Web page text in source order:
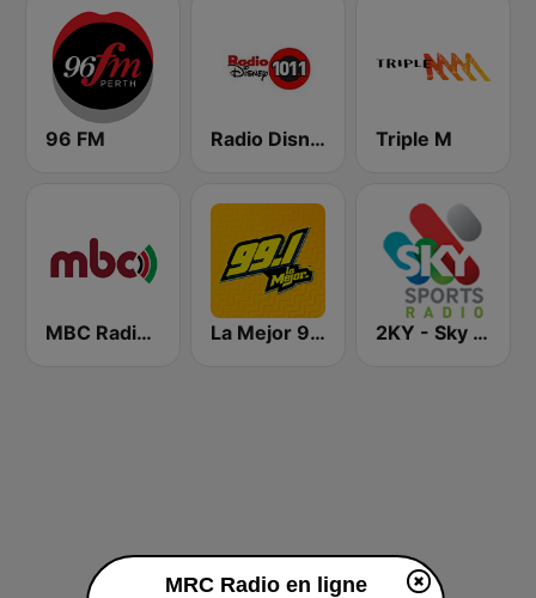
96 FM Radio Disney Triple M
MBC Radio 2 La Mejor 99.1 2KY - Sky Sports Radio
MRC Radio en ligne